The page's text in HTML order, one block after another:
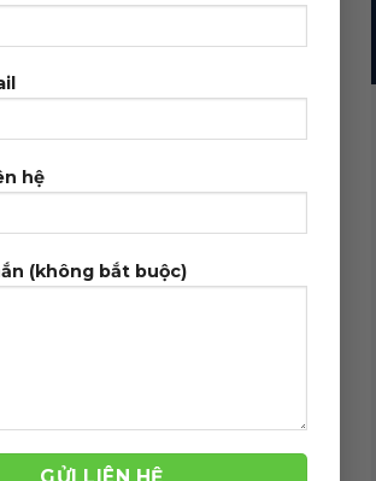
hệ
(không bắt buộc)